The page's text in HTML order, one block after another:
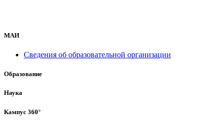
МАИ
Сведения об образовательной организации
Образование
Наука
Кампус 360°